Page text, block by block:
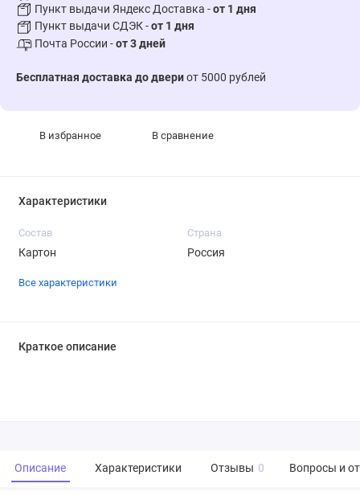
В избранное В сравнение
Пункт выдачи Яндекс Доставка -от 1 дня
Пункт выдачи СДЭК -от 1 дня
Почта России -от 3 дней
Бесплатная доставка до двериот 5000 рублей
Характеристики
Состав
Картон
Страна
Россия
Все характеристики
Краткое описание
Описание Характеристики Отзывы 0 Вопросы и